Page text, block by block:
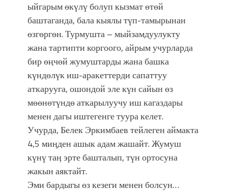
ыйгарым өкүлү болуп кызмат өтөй
баштаганда, бала кыялы түп-тамырынан
өзгөргөн. Турмушта – мыйзамдуулукту
жана тартипти коргоого, айрым учурларда
бир өңчөй жумуштарды жана башка
күндөлүк иш-аракеттерди сапаттуу
аткарууга, ошондой эле күн сайын өз
мөөнөтүндө аткарылуучу иш кагаздары
менен дагы иштегенге туура келет.
Учурда, Белек Эркимбаев тейлеген аймакта
4,5 миӊден ашык адам жашайт. Жумуш
күнү таӊ эрте башталып, түн ортосуна
жакын аяктайт.
Эми бардыгы өз кезеги менен болсун…